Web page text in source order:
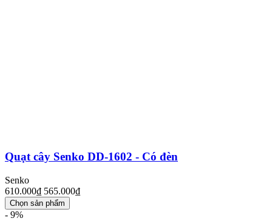
Quạt cây Senko DD-1602 - Có đèn
Senko
610.000₫ 565.000₫
Chọn sản phẩm
- 9%